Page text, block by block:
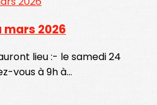
2026
lieu :- le samedi 24
vous à 9h à...